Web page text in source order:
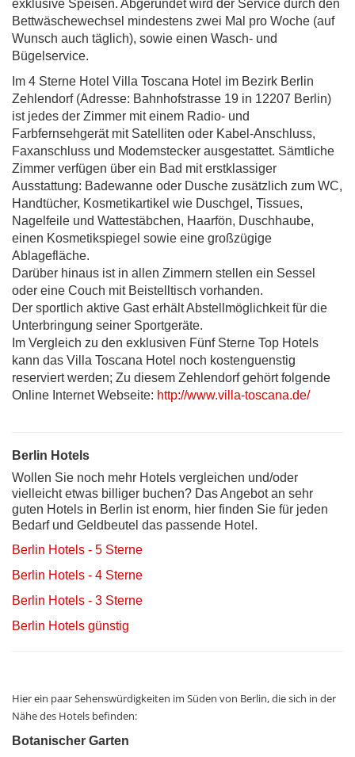
exklusive Speisen. Abgerundet wird der Service durch den
Bettwäschewechsel mindestens zwei Mal pro Woche (auf
Wunsch auch täglich), sowie einen Wasch- und
Bügelservice.
Im 4 Sterne Hotel Villa Toscana Hotel im Bezirk Berlin
Zehlendorf (Adresse: Bahnhofstrasse 19 in 12207 Berlin)
ist jedes der Zimmer mit einem Radio- und
Farbfernsehgerät mit Satelliten oder Kabel-Anschluss,
Faxanschluss und Modemstecker ausgestattet. Sämtliche
Zimmer verfügen über ein Bad mit erstklassiger
Ausstattung: Badewanne oder Dusche zusätzlich zum WC,
Handtücher, Kosmetikartikel wie Duschgel, Tissues,
Nagelfeile und Wattestäbchen, Haarfön, Duschhaube,
einen Kosmetikspiegel sowie eine großzügige
Ablagefläche.
Darüber hinaus ist in allen Zimmern stellen ein Sessel
oder eine Couch mit Beistelltisch vorhanden.
Der sportlich aktive Gast erhält Abstellmöglichkeit für die
Unterbringung seiner Sportgeräte.
Im Vergleich zu den exklusiven Fünf Sterne Top Hotels
kann das Villa Toscana Hotel noch kostenguenstig
reserviert werden; Zu diesem Zehlendorf gehört folgende
Online Internet Webseite: http://www.villa-toscana.de/
Berlin Hotels
Wollen Sie noch mehr Hotels vergleichen und/oder
vielleicht etwas billiger buchen? Das Angebot an sehr
guten Hotels in Berlin ist enorm, hier finden Sie für jeden
Bedarf und Geldbeutel das passende Hotel.
Berlin Hotels - 5 Sterne
Berlin Hotels - 4 Sterne
Berlin Hotels - 3 Sterne
Berlin Hotels günstig
Hier ein paar Sehenswürdigkeiten im Süden von Berlin, die sich in der
Nähe des Hotels befinden:
Botanischer Garten